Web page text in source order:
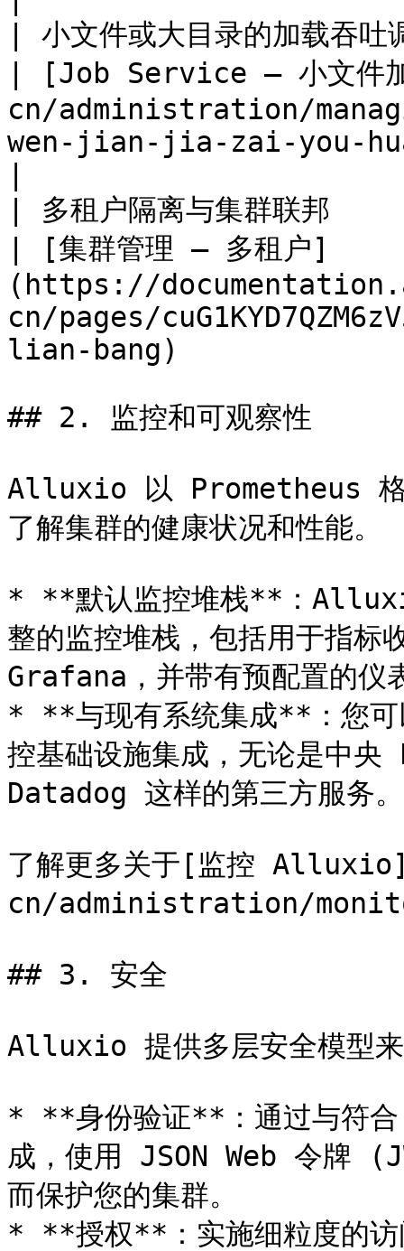
| 小文件或大目录的加载吞吐
| [Job Service — 小文件
cn/administration/
wen-jian-jia-zai-you-
| 多租户隔离与集群联邦
| [集群管理 — 多租户]
(https://
cn/pages/
lian-bang)
## 2. 监控和可观察性
Alluxio 以 Prometheus 格
了解集群的健康状况和性能。
* **默认监控堆栈**：
整的监控堆栈，包括用于指
Grafana，并带有预配置的仪
* **与现有系统集成**：您
控基础设施集成，无论是中
Datadog 这样的第三方服务。
了解更多关于[监控
cn/administration/
## 3. 安全
Alluxio 提供多层安全模型来
* **身份验证**：通过与符
成，使用 JSON Web 令牌
而保护您的集群。
* **授权**：实施细粒度的